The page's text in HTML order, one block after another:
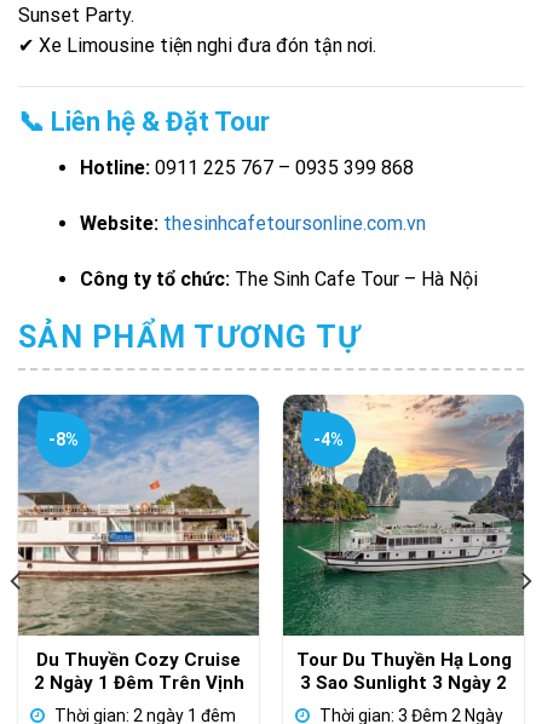
Sunset Party.
✔ Xe Limousine tiện nghi đưa đón tận nơi.
📞 Liên hệ & Đặt Tour
Hotline:0911 225 767 – 0935 399 868
Website: thesinhcafetoursonline.com.vn
Công ty tổ chức:The Sinh Cafe Tour – Hà Nội
SẢN PHẨM TƯƠNG TỰ
-8%
Du Thuyền Cozy Cruise
2 Ngày 1 Đêm Trên Vịnh
Hạ Long
Thời gian: 2 ngày 1 đêm
-4%
Tour Du Thuyền Hạ Long
3 Sao Sunlight 3 Ngày 2
Đêm
Thời gian: 3 Đêm 2 Ngày